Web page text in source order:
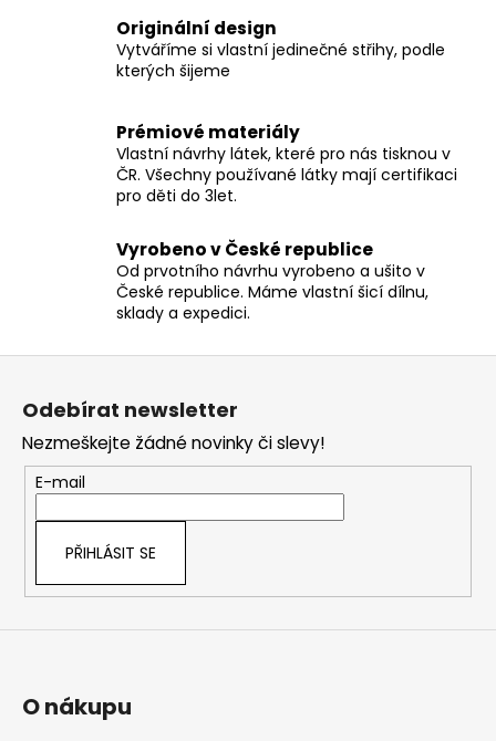
v
k
y
p
i
s
Originální design
Vytváříme si vlastní jedinečné střihy, podle
kterých šijeme
Prémiové materiály
Vlastní návrhy látek, které pro nás tisknou v
ČR. Všechny používané látky mají certifikaci
pro děti do 3let.
Vyrobeno v České republice
Od prvotního návrhu vyrobeno a ušito v
České republice. Máme vlastní šicí dílnu,
sklady a expedici.
Z
Odebírat newsletter
Nezmeškejte žádné novinky či slevy!
E-mail
PŘIHLÁSIT SE
O nákupu